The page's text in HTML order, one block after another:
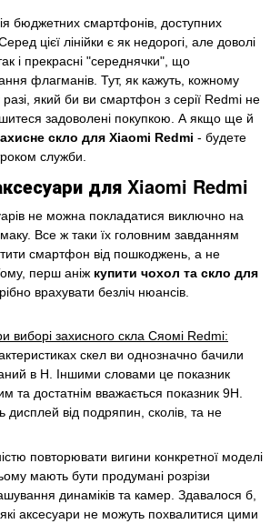
бюджетних смартфонів, доступних
цієї лінійки є як недорогі, але доволі
і прекрасні "середнячки", що
флагманів. Тут, як кажуть, кожному
який би ви смартфон з серії Redmi не
задоволені покупкою. А якщо ще й
скло для Xiaomi Redmi - будете
служби.
для Xiaomi Redmi
не можна покладатися виключно на
Все ж таки їх головним завданням
смартфон від пошкоджень, а не
перш аніж купити чохол та скло для
врахувати безліч нюансів.
виборі захисного скла Сяомі Redmi:
скел ви однозначно бачили
в Н. Іншими словами це показник
та достатнім вважається показник 9Н
дисплей від подряпин, сколів , та не
повторювати вигини конкретної моделі
мають бути продумані розрізи
динаміків та камер. Здавалося б,
аксесуари не можуть похвалитися цими